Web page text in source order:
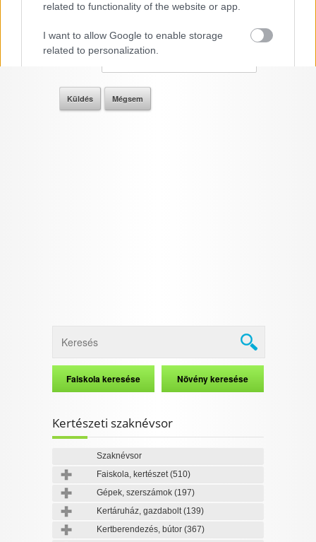
related to functionality of the website or app.
I want to allow Google to enable storage
related to personalization.
related to security, including authentication
functionality and fraud prevention, and other
Ellenőrző
Kertészeti szaknévsor
Szaknévsor
Faiskola, kertészet(510)
Gépek, szerszámok (197)
Kertáruház, gazdabolt(139)
Kertberendezés, bútor (367)